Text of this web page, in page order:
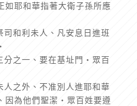
如耶和華指著大衛子孫所應
和利未人、凡安息日進班
分之一、要在基址門‧眾百
之外、不准別人進耶和華
因為他們聖潔‧眾百姓要遵